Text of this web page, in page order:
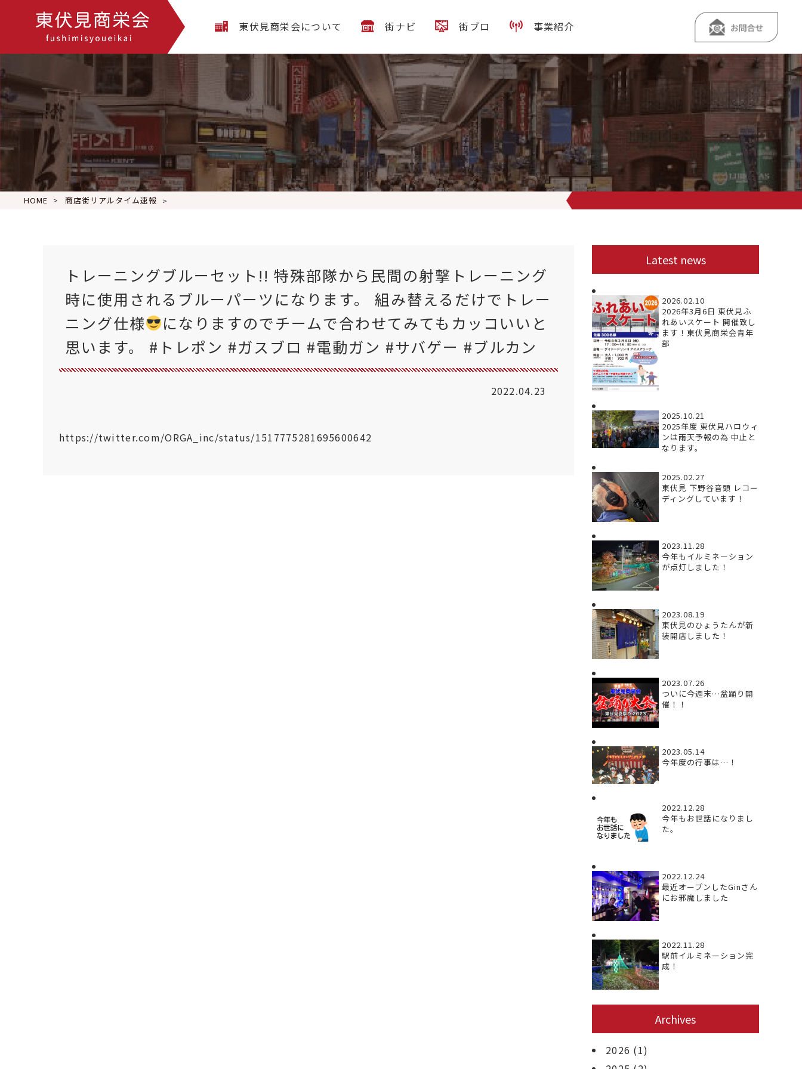
東伏見商栄会について 街ナビ 街ブロ 事業紹介
HOME 商店街リアルタイム速報 トレーニングブルーセット!! 特殊部隊から民間の射撃トレーニング時に使用されるブルーパーツになります。 組み替えるだけでトレーニング仕様
トレーニングブルーセット!! 特殊部隊から民間の射撃トレーニング
時に使用されるブルーパーツになります。 組み替えるだけでトレー
ニング仕様
になりますのでチームで合わせてみてもカッコいいと
思います。 #トレポン #ガスブロ #電動ガン #サバゲー #ブルカン
2022.04.23
https://twitter.com/ORGA_inc/status/1517775281695600642
Latest news
2026.02.10
2026年3月6日 東伏見ふ
れあいスケート 開催致し
ます！東伏見商栄会青年
部
2025.10.21
2025年度 東伏見ハロウィ
ンは雨天予報の為 中止と
なります。
2025.02.27
東伏見 下野谷音頭 レコー
ディングしています！
2023.11.28
今年もイルミネーション
が点灯しました！
2023.08.19
東伏見のひょうたんが新
装開店しました！
2023.07.26
ついに今週末…盆踊り開
催！！
2023.05.14
今年度の行事は…！
2022.12.28
今年もお世話になりまし
た。
2022.12.24
最近オープンしたGinさん
にお邪魔しました
2022.11.28
駅前イルミネーション完
成！
Archives
2026 (1)